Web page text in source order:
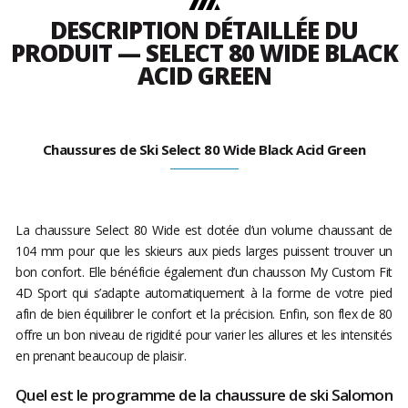
DESCRIPTION DÉTAILLÉE DU
PRODUIT — SELECT 80 WIDE BLACK
ACID GREEN
Chaussures de Ski Select 80 Wide Black Acid Green
La chaussure Select 80 Wide est dotée d’un volume chaussant de
104 mm pour que les skieurs aux pieds larges puissent trouver un
bon confort. Elle bénéficie également d’un chausson My Custom Fit
4D Sport qui s’adapte automatiquement à la forme de votre pied
afin de bien équilibrer le confort et la précision. Enfin, son flex de 80
offre un bon niveau de rigidité pour varier les allures et les intensités
en prenant beaucoup de plaisir.
Quel est le programme de la chaussure de ski Salomon